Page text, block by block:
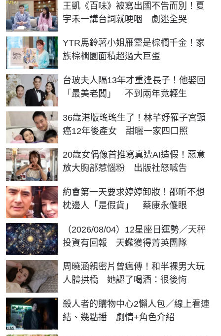
王凱《百味》被寫出國不告而別！夏
宇禾一講台詞就哽咽 劇迷全哭
YTR馬鈴薯小姐雁靈是棕櫚千金！家
族棕櫚園面積超過大巨蛋
台玻夫人隔13年才重逢長子！他娶回
「最美老闆」 不到兩年竟輕生
36歲港版瑤瑤生了！林芊妤罹子宮頸
癌12年後產女 甜曬一家四口照
20歲女偶像首推寫真遭AI造假！惡意
放大胸部惹惱粉 出版社怒喊告
約會第一天要求婷婷卸妝！邵昕不想
枕邊人「是假貨」 蔡康永傻眼
（2026/08/04）12星座日運勢／天秤
投資有回報 天蠍獲得菁英團隊
周曉涵親密片曾瘋傳！和半裸男大玩
人體拱橋 她認了喝酒：很後悔
殺人者的購物中心2懶人包／線上看連
結、幾點播 劇情+角色介紹